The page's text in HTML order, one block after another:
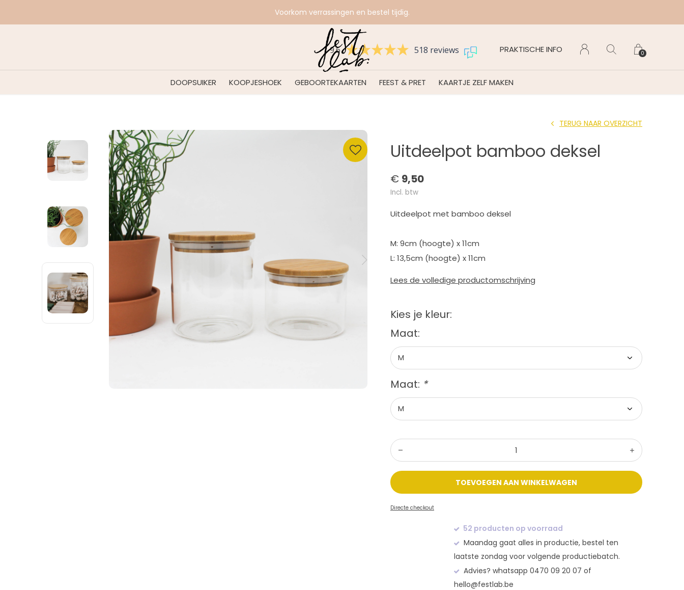
DOOPSUIKER KOOPJESHOEK GEBOORTEKAARTEN FEEST & PRET KAARTJE ZELF MAKEN
9.6 518 reviews PRAKTISCHE INFO 0
Voorkom verrassingen en bestel tijdig.
Uitdeelpot bamboo deksel
TERUG NAAR OVERZICHT
€ 9,50
Incl. btw
Uitdeelpot met bamboo deksel
M: 9cm (hoogte) x 11cm
L: 13,5cm (hoogte) x 11cm
Lees de volledige productomschrijving
Kies je kleur:
Maat:
Maat: *
TOEVOEGEN AAN WINKELWAGEN
Directe checkout
52 producten op voorraad
Maandag gaat alles in productie, bestel ten
laatste zondag voor volgende productiebatch.
Advies? whatsapp 0470 09 20 07 of
hello@festlab.be